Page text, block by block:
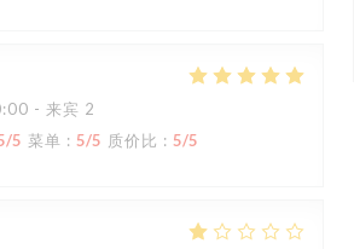
- 来宾 2
/5 菜单 : 5/5 质价比 : 5/5